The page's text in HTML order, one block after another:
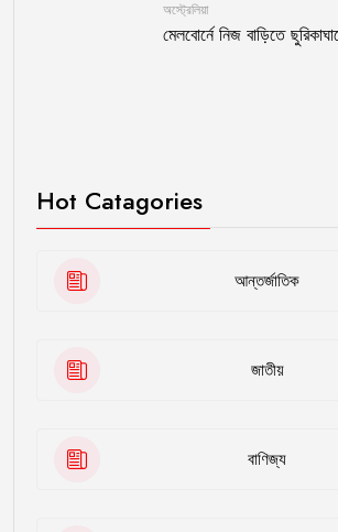
অস্ট্রেলিয়া
মেলবোর্নে নিজ বাড়িতে
Hot Catagories
আন্তর্জাতিক
জাতীয়
বাণিজ্য